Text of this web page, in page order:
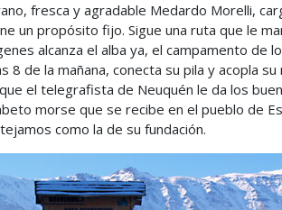
fresca y agradable Medardo Morelli,
un propósito fijo. Sigue una ruta que le
alcanza el alba ya, el campamento de
8 de la mañana, conecta su pila y acopla
el telegrafista de Neuquén le da los
morse que se recibe en el pueblo de
como la de su fundación.